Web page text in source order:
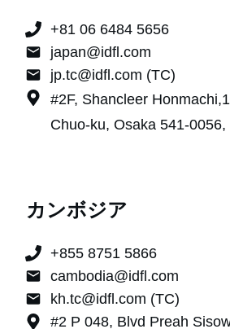
+81 06 6484 5656
japan@idfl.com
jp.tc@idfl.com (TC)
#2F, Shancleer
Chuo-ku, Osaka 541-0056,
カンボジア
+855 8751 5866
cambodia@idfl.com
kh.tc@idfl.com (TC)
#2 P 048, Blvd Preah